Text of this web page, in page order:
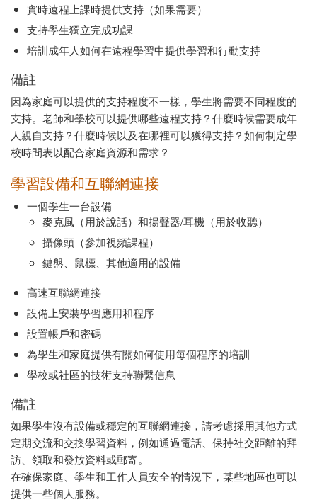
實時遠程上課時提供支持（如果需要）
支持學生獨立完成功課
培訓成年人如何在遠程學習中提供學習和行動支持
備註
因為家庭可以提供的支持程度不一樣，學生將需要不同程度的
支持。老師和學校可以提供哪些遠程支持？什麼時候需要成年
人親自支持？什麼時候以及在哪裡可以獲得支持？如何制定學
校時間表以配合家庭資源和需求？
學習設備和互聯網連接
一個學生一台設備
麥克風（用於說話）和揚聲器/耳機（用於收聽）
攝像頭（參加視頻課程）
鍵盤、鼠標、其他適用的設備
高速互聯網連接
設備上安裝學習應用和程序
設置帳戶和密碼
為學生和家庭提供有關如何使用每個程序的培訓
學校或社區的技術支持聯繫信息
備註
如果學生沒有設備或穩定的互聯網連接，請考慮採用其他方式
定期交流和交換學習資料，例如通過電話、保持社交距離的拜
訪、領取和發放資料或郵寄。
在確保家庭、學生和工作人員安全的情況下，某些地區也可以
提供一些個人服務。